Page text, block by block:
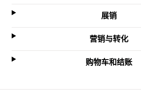
展销
营销与转化
购物车和结账